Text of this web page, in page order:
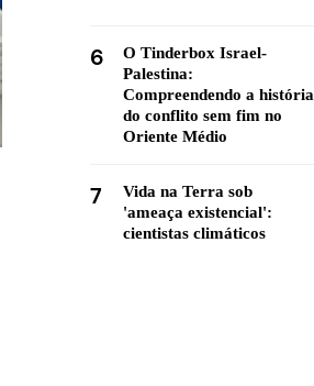
6
O Tinderbox Israel-
Palestina:
Compreendendo a história
do conflito sem fim no
Oriente Médio
7
Vida na Terra sob
'ameaça existencial':
cientistas climáticos